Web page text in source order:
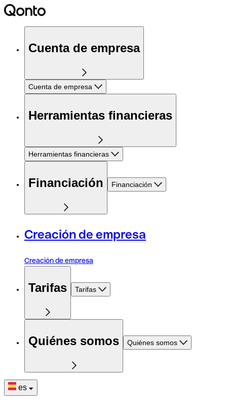
Cuenta de empresa
Cuenta de empresa
Herramientas financieras
Herramientas financieras
Financiación Financiación
Creación de empresa
Creación de empresa
Tarifas Tarifas
Quiénes somos Quiénes somos
es